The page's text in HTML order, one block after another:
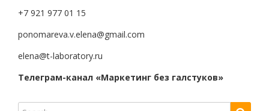
+7 921 977 01 15
ponomareva.v.elena@gmail.com
elena@t-laboratory.ru
Телеграм-канал «Маркетинг без галстуков»